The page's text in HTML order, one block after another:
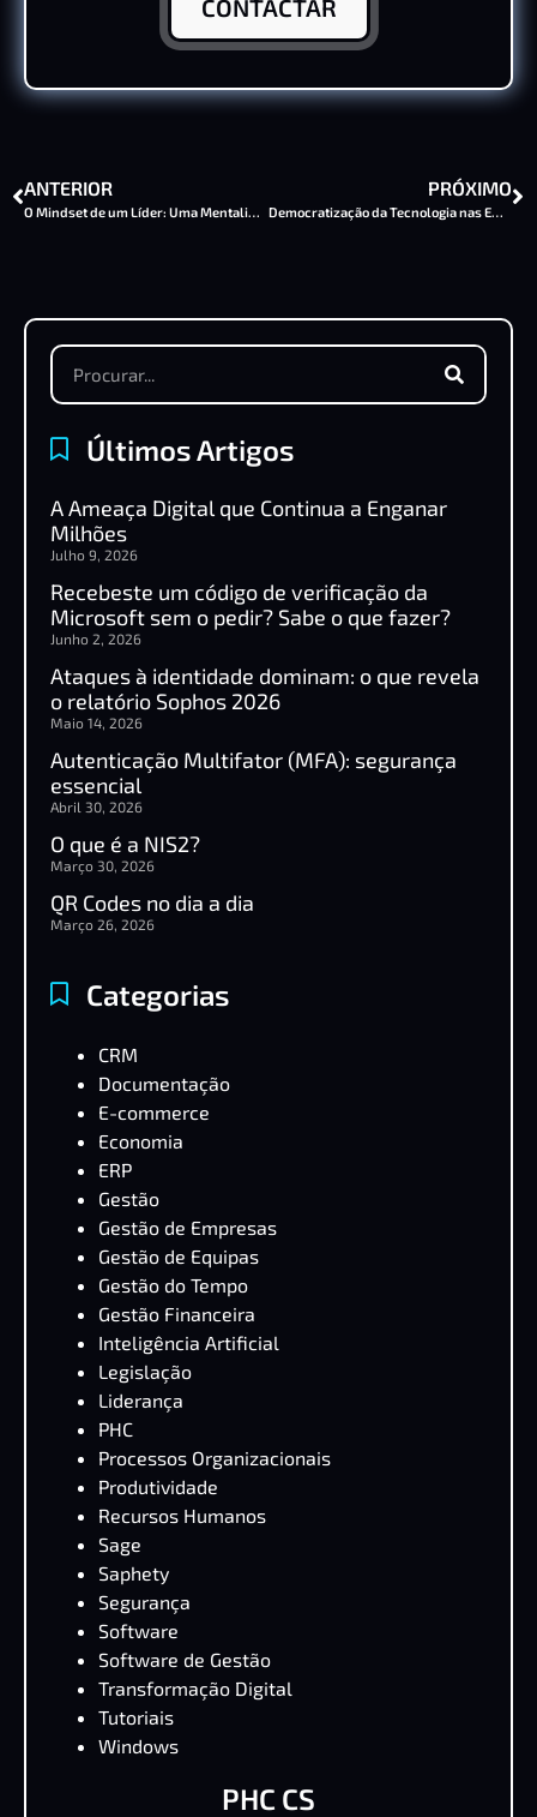
CONTACTAR
ANTERIOR
O Mindset de um Líder: Uma Mentalidade de Sucesso
PRÓXIMO
Democratização da Tecnologia nas Empresas: O Papel Vital do Software de Gestão
Últimos Artigos
A Ameaça Digital que Continua a Enganar
Milhões
Julho 9, 2026
Recebeste um código de verificação da
Microsoft sem o pedir? Sabe o que fazer?
Junho 2, 2026
Ataques à identidade dominam: o que revela
o relatório Sophos 2026
Maio 14, 2026
Autenticação Multifator (MFA): segurança
essencial
Abril 30, 2026
O que é a NIS2?
Março 30, 2026
QR Codes no dia a dia
Março 26, 2026
Categorias
CRM
Documentação
E-commerce
Economia
ERP
Gestão
Gestão de Empresas
Gestão de Equipas
Gestão do Tempo
Gestão Financeira
Inteligência Artificial
Legislação
Liderança
PHC
Processos Organizacionais
Produtividade
Recursos Humanos
Sage
Saphety
Segurança
Software
Software de Gestão
Transformação Digital
Tutoriais
Windows
PHC CS